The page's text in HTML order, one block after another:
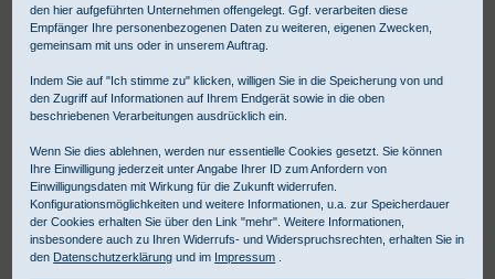
den hier aufgeführten Unternehmen offengelegt. Ggf. verarbeiten diese
Empfänger Ihre personenbezogenen Daten zu weiteren, eigenen Zwecken,
gemeinsam mit uns oder in unserem Auftrag.
Indem Sie auf "Ich stimme zu" klicken, willigen Sie in die Speicherung von und
den Zugriff auf Informationen auf Ihrem Endgerät sowie in die oben
beschriebenen Verarbeitungen ausdrücklich ein.
Wenn Sie dies ablehnen, werden nur essentielle Cookies gesetzt. Sie können
Ihre Einwilligung jederzeit unter Angabe Ihrer ID zum Anfordern von
Einwilligungsdaten mit Wirkung für die Zukunft widerrufen.
Konfigurationsmöglichkeiten und weitere Informationen, u.a. zur Speicherdauer
der Cookies erhalten Sie über den Link "mehr". Weitere Informationen,
insbesondere auch zu Ihren Widerrufs- und Widerspruchsrechten, erhalten Sie in
den Datenschutzerklärung und im Impressum